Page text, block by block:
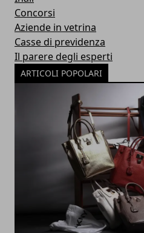
Concorsi
Aziende in vetrina
Casse di previdenza
Il parere degli esperti
ARTICOLI POPOLARI